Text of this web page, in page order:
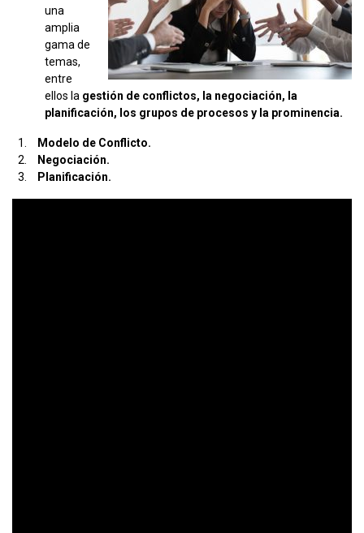
una
amplia
gama de
temas,
entre
ellos la gestión de conflictos, la negociación, la
planificación, los grupos de procesos y la prominencia.
Modelo de Conflicto.
Negociación.
Planificación.